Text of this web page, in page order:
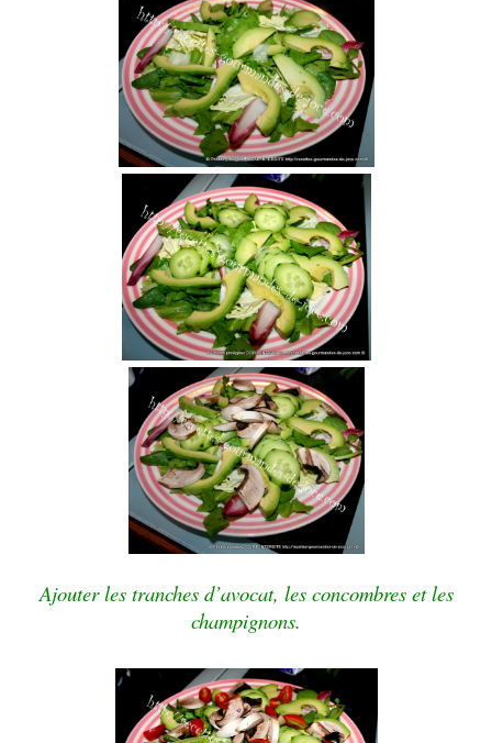
Ajouter les tranches d’avocat, les concombres et les
champignons.